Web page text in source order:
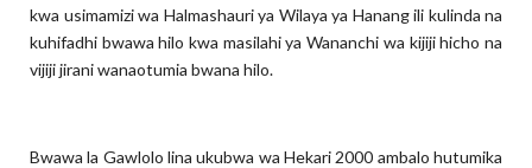
kwa usimamizi wa Halmashauri ya Wilaya ya Hanang ili kulinda na
kuhifadhi bwawa hilo kwa masilahi ya Wananchi wa kijiji hicho na
vijiji jirani wanaotumia bwana hilo.
Bwawa la Gawlolo lina ukubwa wa Hekari 2000 ambalo hutumika